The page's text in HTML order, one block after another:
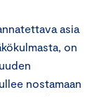
asia
on
nostamaan